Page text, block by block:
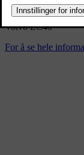
Last ned
Volvo EC40
For å se hele